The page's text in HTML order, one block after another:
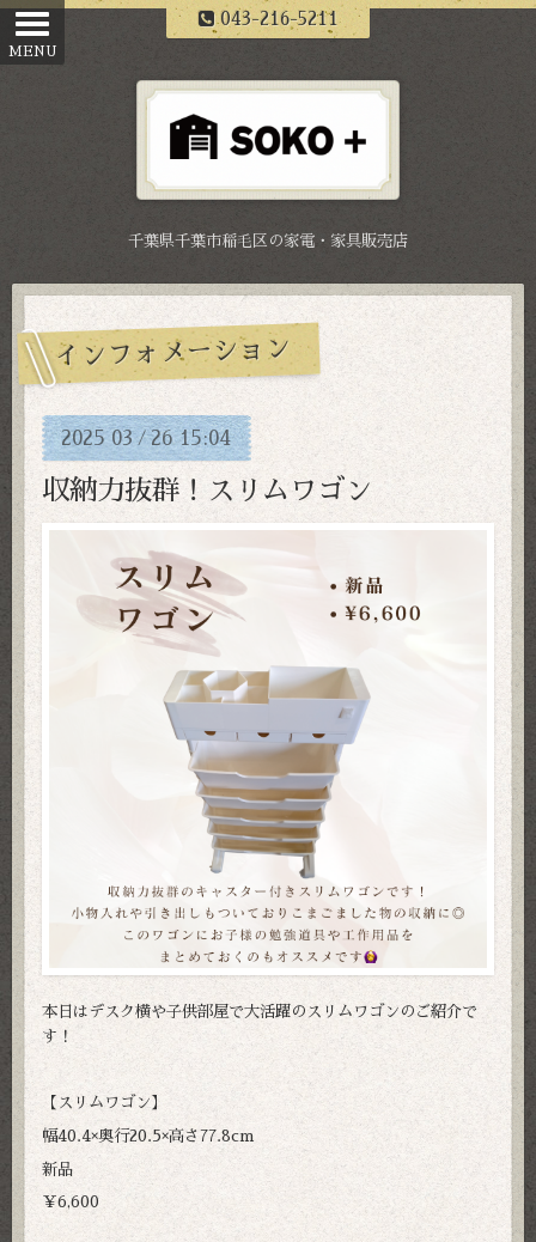
043-216-5211
千葉県千葉市稲毛区の家電・家具販売店
インフォメーション
2025 03/26 15:04
収納力抜群！スリムワゴン
本日はデスク横や子供部屋で大活躍のスリムワゴンのご紹介で
す！
【スリムワゴン】
幅40.4×奥行20.5×高さ77.8cm
新品
￥6,600